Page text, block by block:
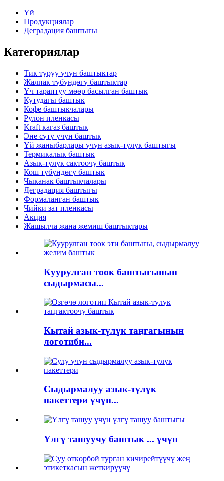
Үй
Продукциялар
Деградация баштыгы
Категориялар
Тик туруу үчүн баштыктар
Жалпак түбүндөгү баштыктар
Үч тараптуу мөөр басылган баштык
Кутудагы баштык
Кофе баштыкчалары
Рулон пленкасы
Kraft кагаз баштык
Эне сүтү үчүн баштык
Үй жаныбарлары үчүн азык-түлүк баштыгы
Термикалык баштык
Азык-түлүк сактоочу баштык
Кош түбүндөгү баштык
Чыканак баштыкчалары
Деградация баштыгы
Формаланган баштык
Чийки зат пленкасы
Акция
Жашылча жана жемиш баштыктары
Куурулган тоок баштыгынын
сыдырмасы...
Кытай азык-түлүк таңгагынын
логотиби...
Сыдырмалуу азык-түлүк
пакеттери үчүн...
Үлгү ташуучу баштык ... үчүн